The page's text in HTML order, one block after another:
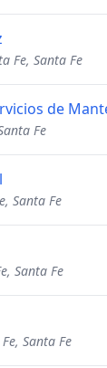
Fe, Santa Fe
de
Fe
Santa Fe
Santa Fe
Santa Fe